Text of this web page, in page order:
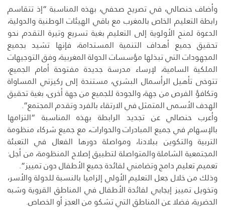
وأضاف حنصالي، في تصريح صحفي، بهذه المناسبة “إذ تتقاسم
رابطة التعليم الخاص بالمغرب مع باقي الهيئات الوطنية والدولية،
الدعوة لمنح الأولوية إلى التعليم بغية تسريع وتيرة التقدم نحو
تحقيق جميع أهداف التنمية المستدامة، فإنها تشيد بجميع
المجهودات التي تبذلها مؤسسات الدولة المغربية، وفق التوجيهات
الملكية السامية، لإرساء مدرسة جديدة مفتوحة أمام الجميع،
تتوخى تأهيل الرأسمال البشري، مستندة إلى ركيزتي المساواة
وتكافؤ الفرص من جهة، والجودة للجميع من جهة أخرى، بغية تحقيق
الهدف الأسمى المتمثل في الارتقاء بالفرد وتقدم المجتمع”.
وأعرب حنصالي عن تجديد الرابطة بهذه المناسبة “التزامها
بالإسهام في جميع المبادرات والحوارات، مع جميع شركاء منظومة
التربية والتكوين ببلادنا، ومواصلة دورها الفعال في التعبئة
المجتمعية الشاملة والمتواصلة لتطبيق إصلاح المنظومة، من أجل:
تعميم تعليم دامج وتضامني لفائدة جميع الأطفال دون تمييز”.
وذلك من خلال جعل التعليم الأولي إلزاميا بالنسبة للدولة والأسر،
وتخويل تمييز إيجابي لفائدة الأطفال في المناطق القروية وشبه
الحضرية، فضلا عن المناطق التي تشكو من العجز أو الخصاص.